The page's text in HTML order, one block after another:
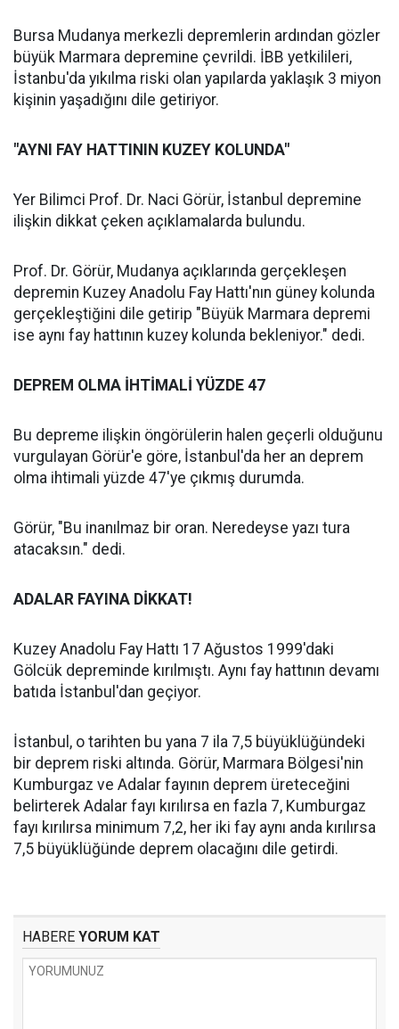
Bursa Mudanya merkezli depremlerin ardından gözler
büyük Marmara depremine çevrildi. İBB yetkilileri,
İstanbu'da yıkılma riski olan yapılarda yaklaşık 3 miyon
kişinin yaşadığını dile getiriyor.
"AYNI FAY HATTININ KUZEY KOLUNDA"
Yer Bilimci Prof. Dr. Naci Görür, İstanbul depremine
ilişkin dikkat çeken açıklamalarda bulundu.
Prof. Dr. Görür, Mudanya açıklarında gerçekleşen
depremin Kuzey Anadolu Fay Hattı'nın güney kolunda
gerçekleştiğini dile getirip "Büyük Marmara depremi
ise aynı fay hattının kuzey kolunda bekleniyor." dedi.
DEPREM OLMA İHTİMALİ YÜZDE 47
Bu depreme ilişkin öngörülerin halen geçerli olduğunu
vurgulayan Görür'e göre, İstanbul'da her an deprem
olma ihtimali yüzde 47'ye çıkmış durumda.
Görür, "Bu inanılmaz bir oran. Neredeyse yazı tura
atacaksın." dedi.
ADALAR FAYINA DİKKAT!
Kuzey Anadolu Fay Hattı 17 Ağustos 1999'daki
Gölcük depreminde kırılmıştı. Aynı fay hattının devamı
batıda İstanbul'dan geçiyor.
İstanbul, o tarihten bu yana 7 ila 7,5 büyüklüğündeki
bir deprem riski altında. Görür, Marmara Bölgesi'nin
Kumburgaz ve Adalar fayının deprem üreteceğini
belirterek Adalar fayı kırılırsa en fazla 7, Kumburgaz
fayı kırılırsa minimum 7,2, her iki fay aynı anda kırılırsa
7,5 büyüklüğünde deprem olacağını dile getirdi.
HABERE YORUM KAT